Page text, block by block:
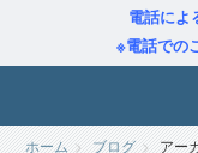
電話によ
※電話での
ホーム ブログ アー